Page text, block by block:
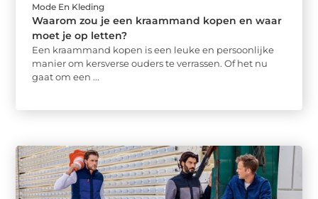
Mode En Kleding
Waarom zou je een kraammand kopen en waar
moet je op letten?
Een kraammand kopen is een leuke en persoonlijke
manier om kersverse ouders te verrassen. Of het nu
gaat om een ...